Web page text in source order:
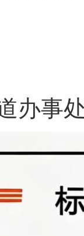
办事